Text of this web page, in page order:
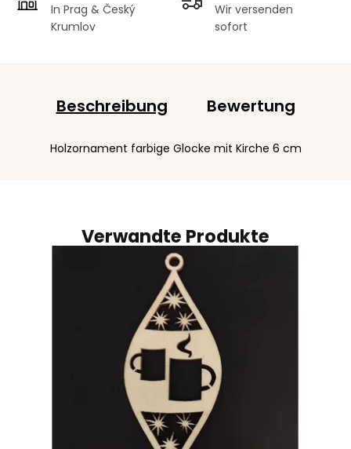
In Prag & Český
Krumlov
Wir versenden
sofort
Verwandte Produkte
Beschreibung Bewertung
Holzornament farbige Glocke mit Kirche 6 cm